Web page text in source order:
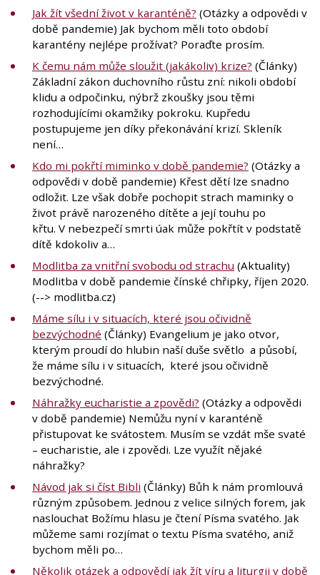
Jak žít všední život v karanténě? (Otázky a odpovědi v
době pandemie) Jak bychom měli toto období
karantény nejlépe prožívat? Poraďte prosím.
K čemu nám může sloužit (jakákoliv) krize? (Články)
Základní zákon duchovního růstu zní: nikoli období
klidu a odpočinku, nýbrž zkoušky jsou těmi
rozhodujícími okamžiky pokroku. Kupředu
postupujeme jen díky překonávání krizí. Skleník
není…
Kdo mi pokřtí miminko v době pandemie? (Otázky a
odpovědi v době pandemie) Křest dětí lze snadno
odložit. Lze však dobře pochopit strach maminky o
život právě narozeného dítěte a její touhu po
křtu. V nebezpečí smrti úak může pokřtít v podstatě
dítě kdokoliv a…
Modlitba za vnitřní svobodu od strachu (Aktuality)
Modlitba v době pandemie čínské chřipky, říjen 2020.
(--> modlitba.cz)
Máme sílu i v situacích, které jsou očividně
bezvýchodné (Články) Evangelium je jako otvor,
kterým proudí do hlubin naší duše světlo a působí,
že máme sílu i v situacích, které jsou očividně
bezvýchodné.
Náhražky eucharistie a zpovědi? (Otázky a odpovědi
v době pandemie) Nemůžu nyní v karanténě
přistupovat ke svátostem. Musím se vzdát mše svaté
– eucharistie, ale i zpovědi. Lze využít nějaké
náhražky?
Návod jak si číst Bibli (Články) Bůh k nám promlouvá
různým způsobem. Jednou z velice silných forem, jak
naslouchat Božímu hlasu je čtení Písma svatého. Jak
můžeme sami rozjímat o textu Písma svatého, aniž
bychom měli po…
Několik otázek a odpovědí jak žít víru a liturgii v době